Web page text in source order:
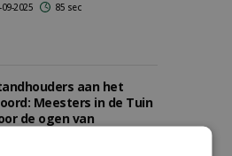
2025 85 sec
aan het
Meesters in de Tuin
de ogen van